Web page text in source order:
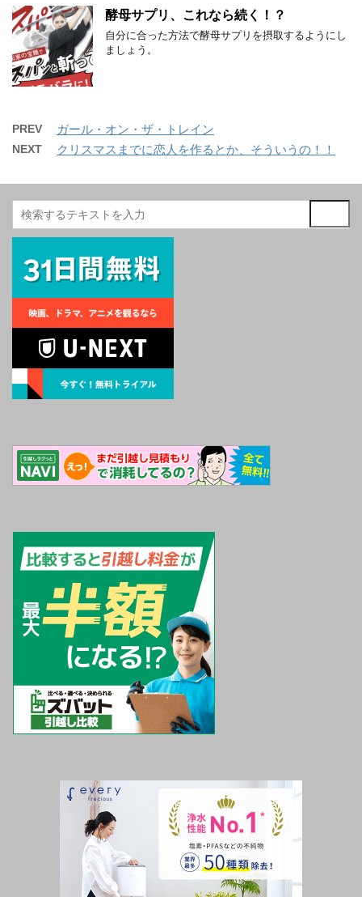
酵母サプリ、これなら続く！？
自分に合った方法で酵母サプリを摂取するようにし
ましょう。
PREV ガール・オン・ザ・トレイン
NEXT クリスマスまでに恋人を作るとか、そういうの！！